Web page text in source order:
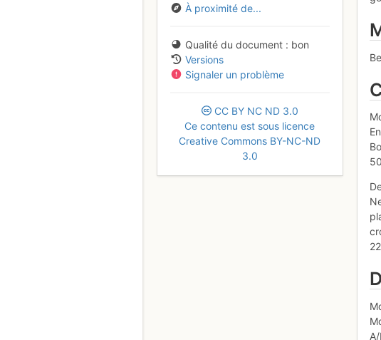
À proximité de...
Qualité du document
bon
Versions
Signaler un problème
CC BY NC ND 3.0
Ce contenu est sous licence
Creative Commons BY-NC-ND
3.0